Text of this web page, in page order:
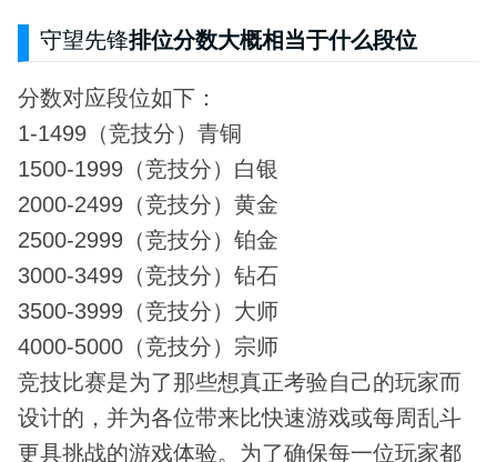
守望先锋排位分数大概相当于什么段位
分数对应段位如下：
1-1499（竞技分）青铜
1500-1999（竞技分）白银
2000-2499（竞技分）黄金
2500-2999（竞技分）铂金
3000-3499（竞技分）钻石
3500-3999（竞技分）大师
4000-5000（竞技分）宗师
竞技比赛是为了那些想真正考验自己的玩家而
设计的，并为各位带来比快速游戏或每周乱斗
更具挑战的游戏体验。为了确保每一位玩家都